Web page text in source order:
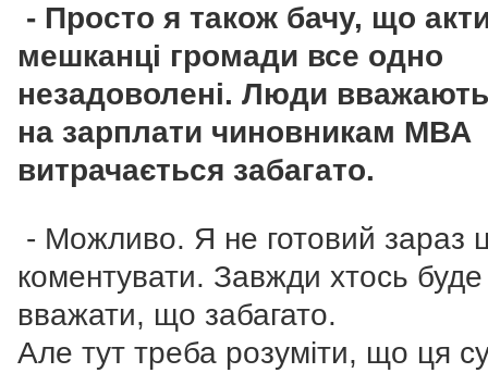
- Просто я також бачу, що
мешканці громади все одно
незадоволені. Люди
на зарплати чиновникам МВА
витрачається забагато.
- Можливо. Я не готовий зараз
коментувати. Завжди хтось буде
вважати, що забагато.
Але тут треба розуміти, що ця